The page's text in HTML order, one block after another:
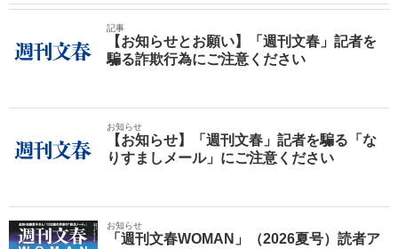
記事
【お知らせとお願い】「週刊文春」記者を
騙る詐欺行為にご注意ください
お知らせ
【お知らせ】「週刊文春」記者を騙る「な
りすましメール」にご注意ください
お知らせ
「週刊文春WOMAN」（2026夏号）読者ア